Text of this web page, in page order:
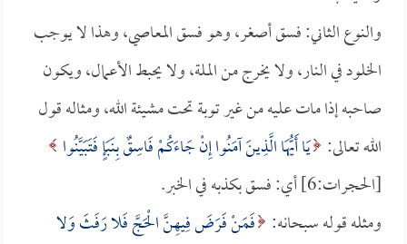
والنوع الثاني: فسق أصغر، وهو فسق المعاصي، وهذا لا يوجب
الخلود في النار، ولا يخرج من الملة، ولا يحبط الأعمال، ويكون
صاحبه إذا مات عليه من غير توبة تحت مشيئة الله، ومثاله قول
الله تعالى: يَا أَيُّهَا الَّذِينَ آمَنُوا إِنْ جَاءَكُمْ فَاسِقٌ بِنَبَإٍ فَتَبَيَّنُوا
[الحجرات:6] أي: فسق بكذبه في الخبر.
ومثله قوله سبحانه: فَمَنْ فَرَضَ فِيهِنَّ الْحَجَّ فَلا رَفَثَ وَلا